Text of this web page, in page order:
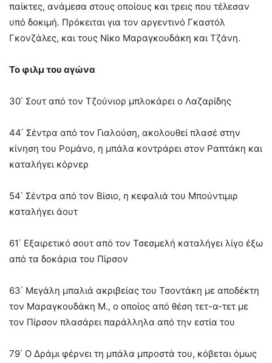
παίκτες, ανάμεσα στους οποίους και τρεις που τέλεσαν
υπό δοκιμή. Πρόκειται για τον αργεντινό Γκαστόλ
Γκονζάλες, και τους Νίκο Μαραγκουδάκη και Τζάνη.
Το φιλμ του αγώνα
30΄ Σουτ από τον Τζούνιορ μπλοκάρει ο Λαζαρίδης
44΄ Σέντρα από τον Γιαλούση, ακολουθεί πλασέ στην
κίνηση του Ρομάνο, η μπάλα κοντράρει στον Ραπτάκη και
καταλήγει κόρνερ
54΄ Σέντρα από τον Βίσιο, η κεφαλιά του Μπούντιμιρ
καταλήγει άουτ
61΄ Εξαιρετικό σουτ από τον Τσεσμελή καταλήγει λίγο έξω
από τα δοκάρια του Πίρσον
63΄ Μεγάλη μπαλιά ακριβείας του Τσοντάκη με αποδέκτη
τον Μαραγκουδάκη Μ., ο οποίος από θέση τετ-α-τετ με
τον Πίρσον πλασάρει παράλληλα από την εστία του
79΄ Ο Δράμι φέρνει τη μπάλα μπροστά του, κόβεται όμως